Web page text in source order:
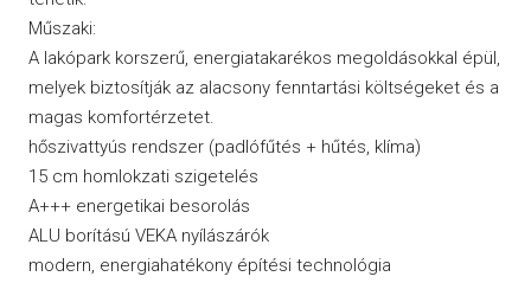
Műszaki:
A lakópark korszerű, energiatakarékos megoldásokkal épül,
melyek biztosítják az alacsony fenntartási költségeket és a
magas komfortérzetet.
hőszivattyús rendszer (padlófűtés + hűtés, klíma)
15 cm homlokzati szigetelés
A+++ energetikai besorolás
ALU borítású VEKA nyílászárók
modern, energiahatékony építési technológia